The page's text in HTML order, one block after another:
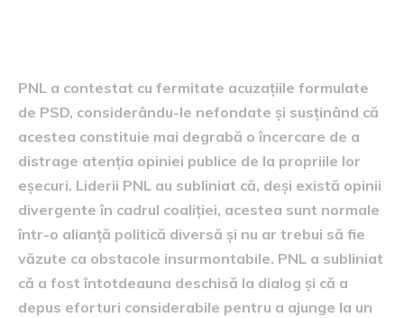
PNL a contestat cu fermitate acuzațiile formulate
de PSD, considerându-le nefondate și susținând că
acestea constituie mai degrabă o încercare de a
distrage atenția opiniei publice de la propriile lor
eșecuri. Liderii PNL au subliniat că, deși există opinii
divergente în cadrul coaliției, acestea sunt normale
într-o alianță politică diversă și nu ar trebui să fie
văzute ca obstacole insurmontabile. PNL a subliniat
că a fost întotdeauna deschisă la dialog și că a
depus eforturi considerabile pentru a ajunge la un